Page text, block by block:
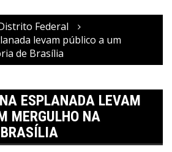
Federal
levam público a um
de Brasília
ESPLANADA LEVAM
MERGULHO NA